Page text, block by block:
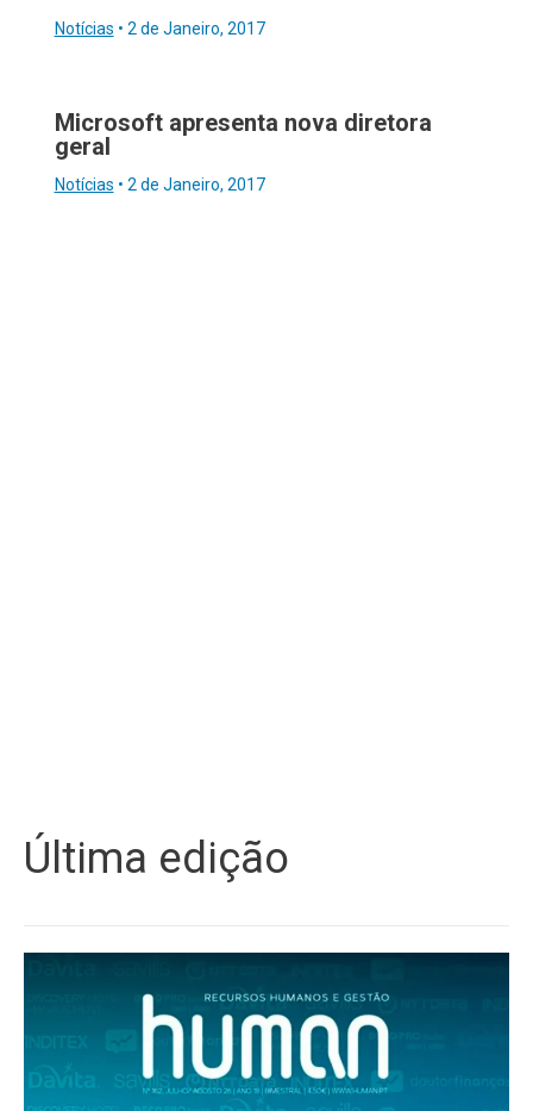
Notícias • 2 de Janeiro, 2017
Microsoft apresenta nova diretora
geral
Notícias • 2 de Janeiro, 2017
Última edição